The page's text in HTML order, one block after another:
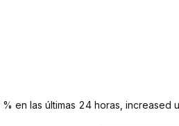
en las últimas 24 horas, increased